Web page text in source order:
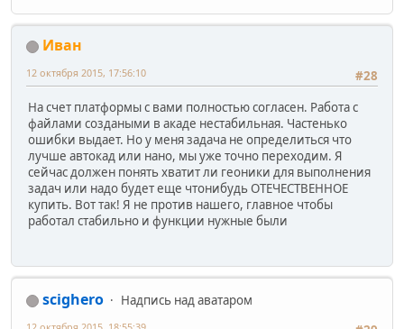
Иван
#28
12 октября 2015, 17:56:10
На счет платформы с вами полностью согласен. Работа с
файлами создаными в акаде нестабильная. Частенько
ошибки выдает. Но у меня задача не определиться что
лучше автокад или нано, мы уже точно переходим. Я
сейчас должен понять хватит ли геоники для выполнения
задач или надо будет еще чтонибудь ОТЕЧЕСТВЕННОЕ
купить. Вот так! Я не против нашего, главное чтобы
работал стабильно и функции нужные были
scighero
Надпись над аватаром